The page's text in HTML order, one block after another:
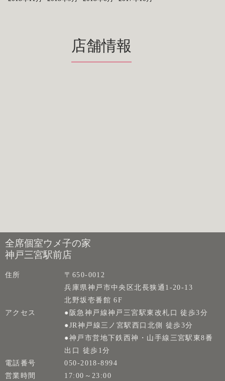
店舗情報
全席個室ウメ子の家
神戸三宮駅前店
住所
〒650-0012
兵庫県神戸市中央区北長狭通1-20-13
北野坂壱番館 6F
アクセス
●阪急神戸線神戸三宮駅東改札口 徒歩3分
●JR神戸線三ノ宮駅西口北側 徒歩3分
●神戸市営地下鉄西神・山手線三宮駅東8番
出口 徒歩1分
電話番号
050-2018-8994
営業時間
17:00～23:00